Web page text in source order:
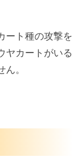
ート種の攻撃を
ヤカートがいる
。